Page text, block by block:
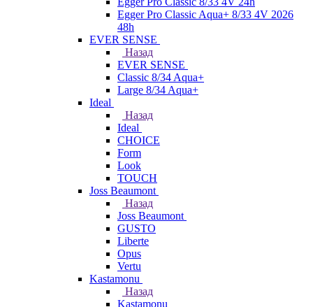
Egger Pro Classic Aqua+ 8/33 4V 2026
48h
EVER SENSE
Назад
EVER SENSE
Classic 8/34 Aqua+
Large 8/34 Aqua+
Ideal
Назад
Ideal
CHOICE
Form
Look
TOUCH
Joss Beaumont
Назад
Joss Beaumont
GUSTO
Liberte
Opus
Vertu
Kastamonu
Назад
Kastamonu